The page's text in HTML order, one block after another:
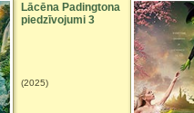
Lācēna Padingtona
piedzīvojumi 3
(2025)